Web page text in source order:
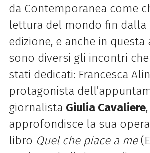
da Contemporanea come
lettura del mondo fin dalla
edizione, e anche in
sono diversi gli incontri
stati dedicati: Francesca
protagonista
giornalista Giulia Cavaliere,
approfondisce la sua
libro Quel che piace a me